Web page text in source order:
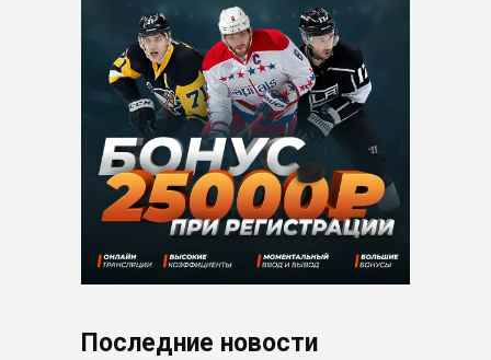
Последние новости